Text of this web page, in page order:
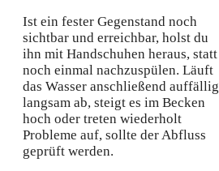
Ist ein fester Gegenstand noch
sichtbar und erreichbar, holst du
ihn mit Handschuhen heraus, statt
noch einmal nachzuspülen. Läuft
das Wasser anschließend auffällig
langsam ab, steigt es im Becken
hoch oder treten wiederholt
Probleme auf, sollte der Abfluss
geprüft werden.